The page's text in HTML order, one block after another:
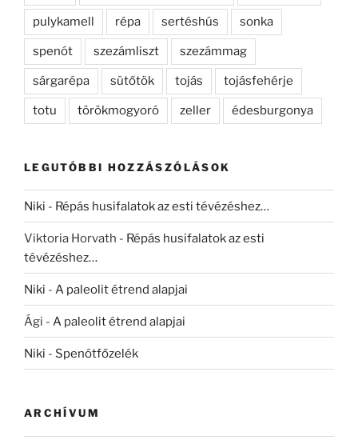
pulykamell répa sertéshús sonka
spenót szezámliszt szezámmag
sárgarépa sütőtök tojás tojásfehérje
totu törökmogyoró zeller édesburgonya
LEGUTÓBBI HOZZÁSZÓLÁSOK
Niki - Répás husifalatok az esti tévézéshez…
Viktoria Horvath - Répás husifalatok az esti
tévézéshez…
Niki - A paleolit étrend alapjai
Ági - A paleolit étrend alapjai
Niki - Spenótfőzelék
ARCHÍVUM